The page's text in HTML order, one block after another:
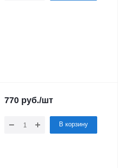
770 руб./шт
В корзину